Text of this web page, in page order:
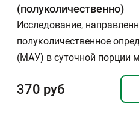
(полуколичественно)
Исследование,
полуколичественное
(МАУ) в суточной порции
370 руб